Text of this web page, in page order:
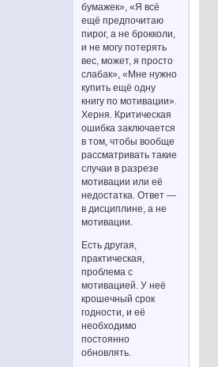
бумажек», «Я всё
ещё предпочитаю
пирог, а не брокколи,
и не могу потерять
вес, может, я просто
слабак», «Мне нужно
купить ещё одну
книгу по мотивации».
Херня. Критическая
ошибка заключается
в том, чтобы вообще
рассматривать такие
случаи в разрезе
мотивации или её
недостатка. Ответ —
в дисциплине, а не
мотивации.
Есть другая,
практическая,
проблема с
мотивацией. У неё
крошечный срок
годности, и её
необходимо
постоянно
обновлять.